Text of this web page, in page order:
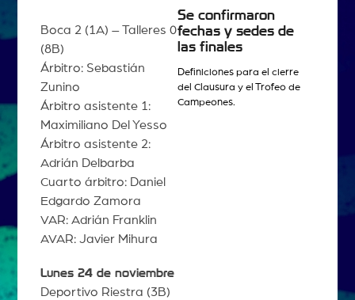
Boca 2 (1A) – Talleres 0
(8B)
Árbitro: Sebastián
Zunino
Árbitro asistente 1:
Maximiliano Del Yesso
Árbitro asistente 2:
Adrián Delbarba
Cuarto árbitro: Daniel
Edgardo Zamora
VAR: Adrián Franklin
AVAR: Javier Mihura
Lunes 24 de noviembre
Deportivo Riestra (3B)
Se confirmaron
fechas y sedes de
las finales
Definiciones para el cierre
del Clausura y el Trofeo de
Campeones.